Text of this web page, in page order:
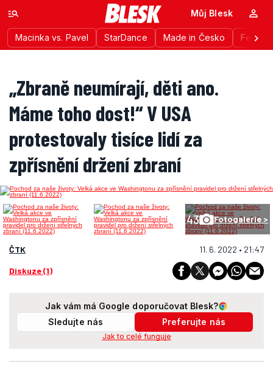
Macinka vs. Pavel StarDance Made in Česko
Můj Blesk
„Zbraně neumírají, děti ano.
Máme toho dost!“ V USA
protestovaly tisíce lidí za
zpřísnění držení zbraní
43 Fotogalerie >
ČTK 11. 6. 2022 • 21:47
Diskuze (1)
Jak vám má Google doporučovat Blesk?
Sledujte nás
Preferujte nás
Jak to celé funguje